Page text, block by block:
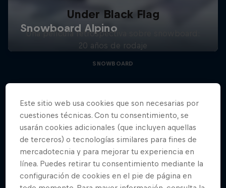
Under Black Flag
Una película retrospectiva sobre snowboard:
20 años de rodaje
SNOWBOARD
Este sitio web usa cookies que son necesarias por
cuestiones técnicas. Con tu consentimiento, se
usarán cookies adicionales (que incluyen aquellas
de terceros) o tecnologías similares para fines de
mercadotecnia y para mejorar tu experiencia en
línea. Puedes retirar tu consentimiento mediante la
configuración de cookies en el pie de página en